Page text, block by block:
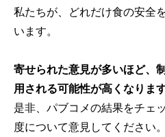
私たちが、どれだけ食の安全
います。
寄せられた意見が多いほど、
用される可能性が高くなります
是非、パブコメの結果をチェ
度について意見してください。